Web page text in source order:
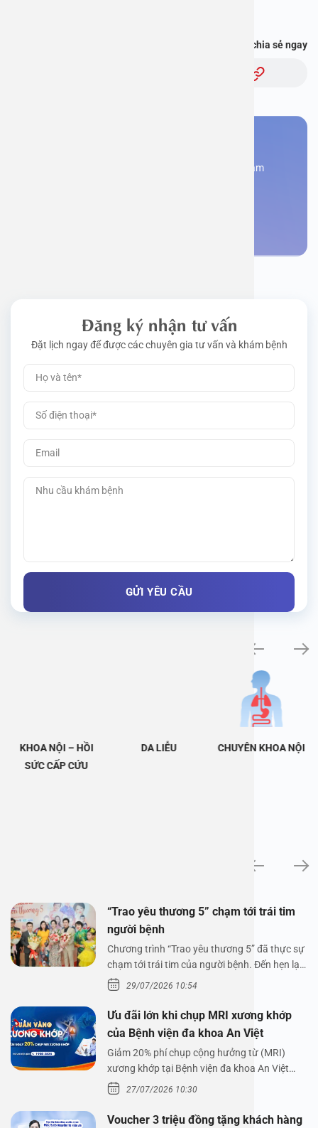
Bạn thấy thông tin này hữu ích, chia sẻ ngay
Đăng kí ngay để được các chuyên gia tư vấn và khám
Đăng ký nhận tư vấn
Đặt lịch ngay để được các chuyên gia tư vấn và khám bệnh
KHOA NỘI – HỒI
SỨC CẤP CỨU
DA LIỄU CHUYÊN KHOA NỘI
“Trao yêu thương 5” chạm tới trái tim
người bệnh
Chương trình “Trao yêu thương 5” đã thực sự
chạm tới trái tim của người bệnh. Đến hẹn lại
lên,…29/07/2026 10:54
Ưu đãi lớn khi chụp MRI xương khớp
của Bệnh viện đa khoa An Việt
Giảm 20% phí chụp cộng hưởng từ (MRI)
xương khớp tại Bệnh viện đa khoa An Việt
Bệnh viện đa…
27/07/2026 10:30
Voucher 3 triệu đồng tặng khách hàng